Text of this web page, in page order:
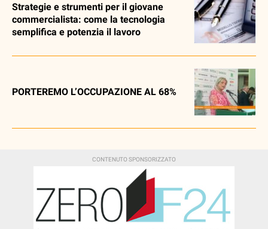
Strategie e strumenti per il giovane
commercialista: come la tecnologia
semplifica e potenzia il lavoro
PORTEREMO L’OCCUPAZIONE AL 68%